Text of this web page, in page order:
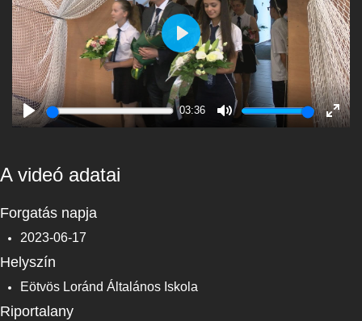
Play
03:36
Mute
Enter
Play
A videó adatai
Forgatás napja
2023-06-17
Helyszín
Eötvös Loránd Általános Iskola
Riportalany